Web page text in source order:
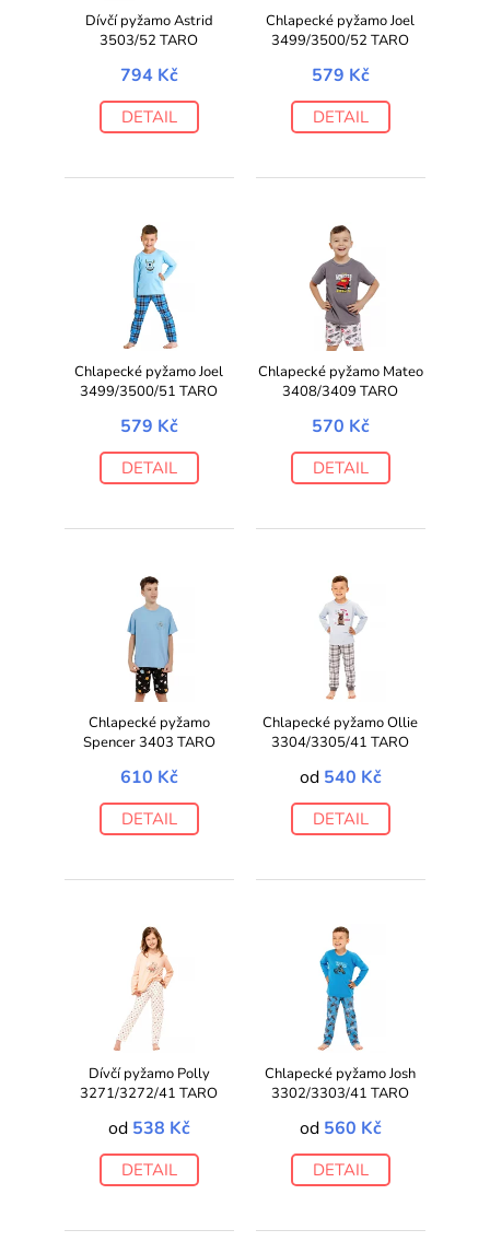
Dívčí pyžamo Astrid
3503/52 TARO
794 Kč
DETAIL
Chlapecké pyžamo Joel
3499/3500/52 TARO
579 Kč
DETAIL
Chlapecké pyžamo Joel
3499/3500/51 TARO
579 Kč
DETAIL
Chlapecké pyžamo Mateo
3408/3409 TARO
570 Kč
DETAIL
Chlapecké pyžamo
Spencer 3403 TARO
610 Kč
DETAIL
Chlapecké pyžamo Ollie
3304/3305/41 TARO
od 540 Kč
DETAIL
Dívčí pyžamo Polly
3271/3272/41 TARO
od 538 Kč
DETAIL
Chlapecké pyžamo Josh
3302/3303/41 TARO
od 560 Kč
DETAIL